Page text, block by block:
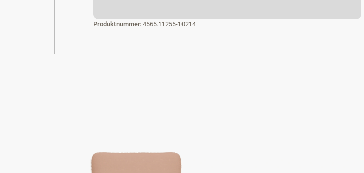
Produktnummer:4565.11255-10214